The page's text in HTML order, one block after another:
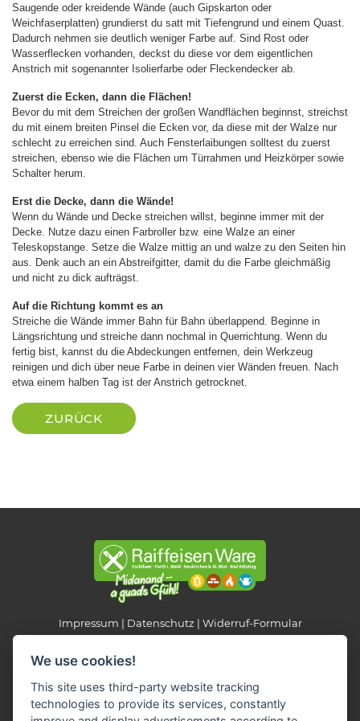
Saugende oder kreidende Wände (auch Gipskarton oder
Weichfaserplatten) grundierst du satt mit Tiefengrund und einem Quast.
Dadurch nehmen sie deutlich weniger Farbe auf. Sind Rost oder
Wasserflecken vorhanden, deckst du diese vor dem eigentlichen
Anstrich mit sogenannter Isolierfarbe oder Fleckendecker ab.
Zuerst die Ecken, dann die Flächen!
Bevor du mit dem Streichen der großen Wandflächen beginnst, streichst
du mit einem breiten Pinsel die Ecken vor, da diese mit der Walze nur
schlecht zu erreichen sind. Auch Fensterlaibungen solltest du zuerst
streichen, ebenso wie die Flächen um Türrahmen und Heizkörper sowie
Schalter herum.
Erst die Decke, dann die Wände!
Wenn du Wände und Decke streichen willst, beginne immer mit der
Decke. Nutze dazu einen Farbroller bzw. eine Walze an einer
Teleskopstange. Setze die Walze mittig an und walze zu den Seiten hin
aus. Denk auch an ein Abstreifgitter, damit du die Farbe gleichmäßig
und nicht zu dick aufträgst.
Auf die Richtung kommt es an
Streiche die Wände immer Bahn für Bahn überlappend. Beginne in
Längsrichtung und streiche dann nochmal in Querrichtung. Wenn du
fertig bist, kannst du die Abdeckungen entfernen, dein Werkzeug
reinigen und dich über neue Farbe in deinen vier Wänden freuen. Nach
etwa einem halben Tag ist der Anstrich getrocknet.
ZURÜCK
Impressum Datenschutz Widerruf-Formular
Raiffeisen Fachmarkt-Lagerhaus
Neukirchen b. Hl. Blut
We use cookies!
This site uses third-party website tracking
technologies to provide its services, constantly